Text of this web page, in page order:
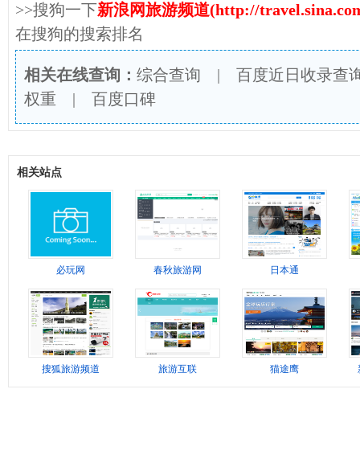
>>搜狗一下新浪网旅游频道(http://
在搜狗的搜索排名
相关在线查询： 综合查询 | 百度近日收录查
权重 | 百度口碑
相关站点
必玩网 春秋旅游网 日本通
搜狐旅游频道 旅游互联 猫途鹰